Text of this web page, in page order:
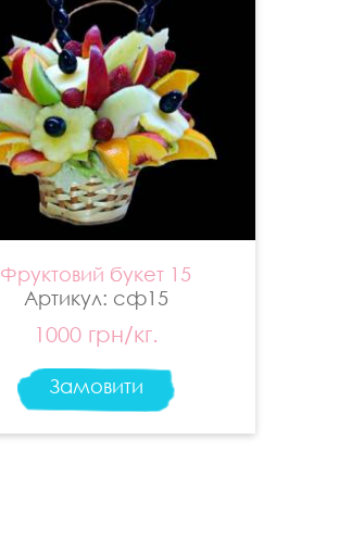
Фруктовий букет 15
Артикул: сф15
1000 грн/кг.
Замовити